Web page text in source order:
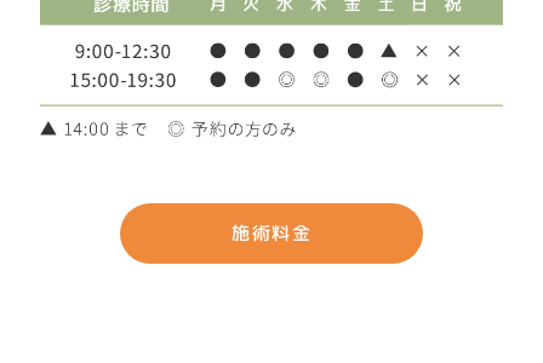
施術料金